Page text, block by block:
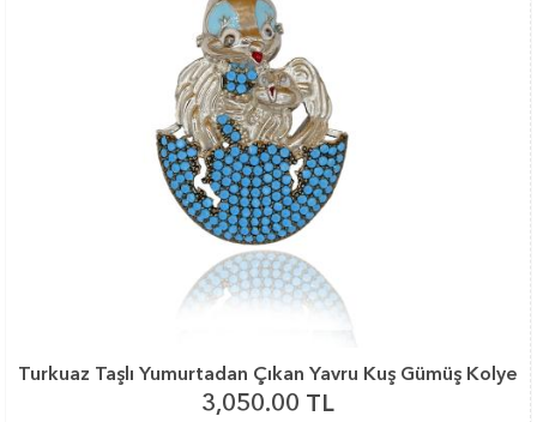
Turkuaz Taşlı Yumurtadan Çıkan Yavru Kuş Gümüş Kolye
3,050.00 TL